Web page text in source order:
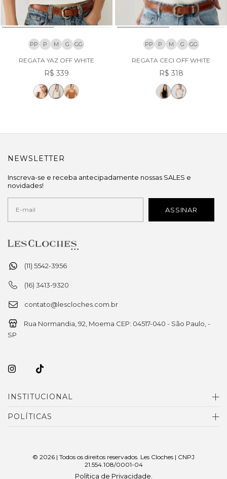
PP P M G GG
REGATA YAZ OFF WHITE
R$ 339
PP P M G GG
REGATA CECI OFF WHITE
R$ 318
(11) 5542-3956
(16) 3413-9320
contato@lescloches.com.br
Rua Normandia, 92, Moema CEP: 04517-040 - São Paulo, -
SP
INSTITUCIONAL
POLÍTICAS
NEWSLETTER
Inscreva-se e receba antecipadamente nossas SALES e
novidades!
© 2026 | Todos os direitos reservados. Les Cloches | CNPJ
21.554.108/0001-04
Política de Privacidade